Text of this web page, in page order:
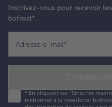
Inscrivez-vous pour recevoir
bofrost*.
Adresse e-mail*
* En cliquant sur "Sinscrire
mabonner à la newsletter